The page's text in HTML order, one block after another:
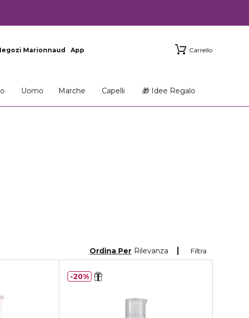
Marionnaud App Carrello
Uomo Marche Capelli 🎁 Idee Regalo
Filtra
Ordina Per Rilevanza
20%